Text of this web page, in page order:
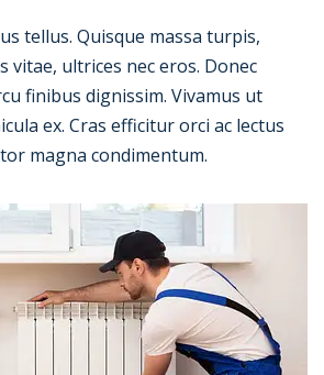
tellus. Quisque massa turpis,
vitae, ultrices nec eros. Donec
finibus dignissim. Vivamus ut
ex. Cras efficitur orci ac lectus
magna condimentum.